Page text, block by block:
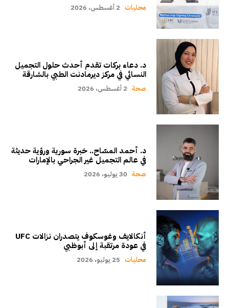
محليات 2 أغسطس، 2026
د. دعاء بركات تقدم أحدث حلول التجميل
النسائي في مركز ديرمادنت الطبي بالشارقة
صحة 2 أغسطس، 2026
د. أحمد المسّاح.. خبرة سورية ورؤية حديثة
في عالم التجميل غير الجراحي بالإمارات
صحة 30 يوليو، 2026
أنكالايف وغوسكوف يتصدران نزالات UFC
في عودة مرتقبة إلى أبوظبي
محليات 25 يوليو، 2026